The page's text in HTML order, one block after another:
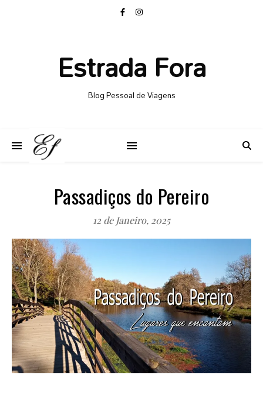
Estrada Fora
Blog Pessoal de Viagens
Passadiços do Pereiro
12 de Janeiro, 2025